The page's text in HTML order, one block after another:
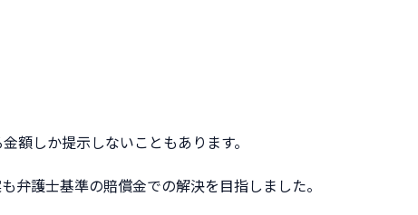
額しか提示しないこともあります。
弁護士基準の賠償金での解決を目指しました。